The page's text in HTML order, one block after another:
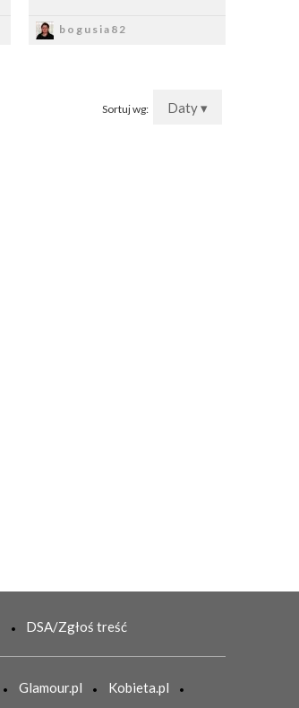
bogusia82
Sortuj wg: Daty ▾
DSA/Zgłoś treść
Glamour.pl
Kobieta.pl